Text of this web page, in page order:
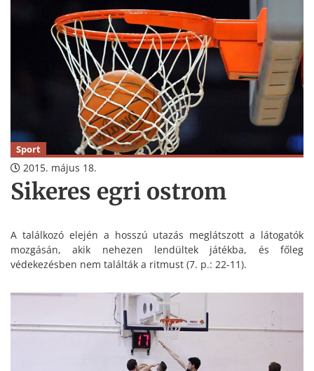
Sport
2015. május 18.
Sikeres egri ostrom
A találkozó elején a hosszú utazás meglátszott a látogatók
mozgásán, akik nehezen lendültek játékba, és főleg
védekezésben nem találták a ritmust (7. p.: 22-11).